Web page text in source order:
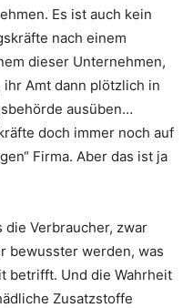
Es ist auch kein
nach einem
dieser Unternehmen,
ihr Amt dann plötzlich in
ausüben…
doch immer noch auf
Firma. Aber das ist ja
die Verbraucher, zwar
bewusster werden, was
betrifft. Und die Wahrheit
Zusatzstoffe